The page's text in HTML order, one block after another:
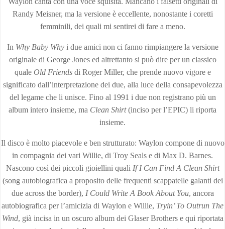
Randy Meisner, ma la versione è eccellente, nonostante i coretti
femminili, dei quali mi sentirei di fare a meno.
In Why Baby Whyi due amici non ci fanno rimpiangere la versione
originale di George Jones ed altrettanto si può dire per un classico
quale Old Friendsdi Roger Miller, che prende nuovo vigore e
significato dall’interpretazione dei due, alla luce della consapevolezza
del legame che li unisce. Fino al 1991 i due non registrano più un
album intero insieme, ma Clean Shirt(inciso per l’EPIC) li riporta
insieme.
Il disco è molto piacevole e ben strutturato: Waylon compone di nuovo
in compagnia dei vari Willie, di Troy Seals e di Max D. Barnes.
Nascono così dei piccoli gioiellini quali If I Can Find A Clean Shirt
(song autobiografica a proposito delle frequenti scappatelle galanti dei
due across the border), I Could Write A Book About You, ancora
autobiografica per l’amicizia di Waylon e Willie, Tryin’ To Outrun The
Wind, già incisa in un oscuro album dei Glaser Brothers e qui riportata